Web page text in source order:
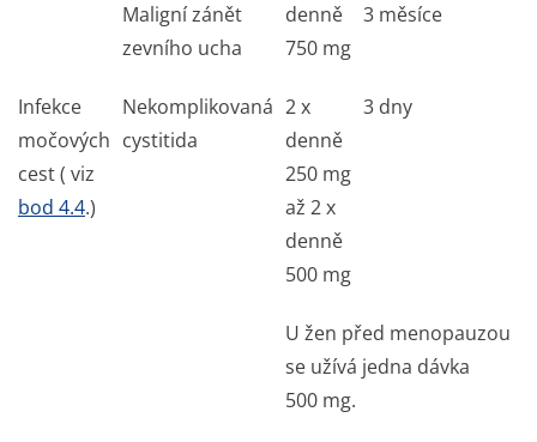
Maligní zánět
zevního ucha
denně
750 mg
3 měsíce
Infekce
močových
cest ( viz
bod 4.4.)
Nekomplikovaná
cystitida
2 x
denně
250 mg
až 2 x
denně
500 mg
3 dny
U žen před menopauzou
se užívá jedna dávka
500 mg.